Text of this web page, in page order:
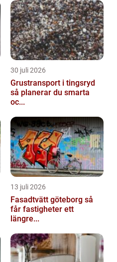
30 juli 2026
Grustransport i tingsryd
så planerar du smarta
oc...
13 juli 2026
Fasadtvätt göteborg så
får fastigheter ett
längre...